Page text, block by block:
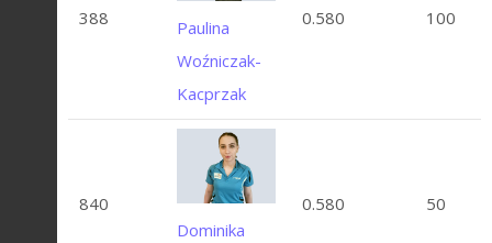
388
Paulina
Woźniczak-
Kacprzak
0.580 100
840
Dominika
0.580 50